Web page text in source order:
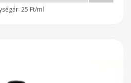
25 Ft/ml